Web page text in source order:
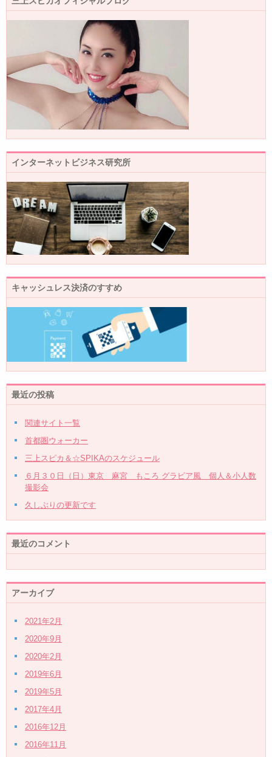
インターネットビジネス研究所
キャッシュレス決済のすすめ
最近の投稿
関連サイト一覧
首都圏ウォーカー
三上スピカ＆☆SPIKAのスケジュール
６月３０日（日）東京 麻宮 もころ グラビア風 個人＆小人数
撮影会
久しぶりの更新です
最近のコメント
アーカイブ
2021年2月
2020年9月
2020年2月
2019年6月
2019年5月
2017年4月
2016年12月
2016年11月